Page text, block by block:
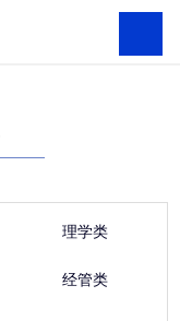
理学类
经管类